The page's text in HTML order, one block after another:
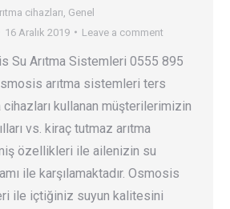
cihazları Genel
16 Aralık 2019 Leave a comment
Su Arıtma Sistemleri 0555 895
arıtma sistemleri ters
kullanan müşterilerimizin
vs. kiraç tutmaz arıtma
özellikleri ile ailenizin su
ile karşılamaktadır. Osmosis
ile içtiğiniz suyun kalitesini